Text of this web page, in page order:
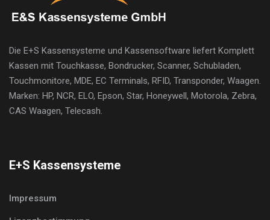
Die E+S Kassensysteme und Kassensoftware liefert Komplett
Kassen mit Touchkasse, Bondrucker, Scanner, Schubladen,
Touchmonitore, MDE, EC Terminals, RFID, Transponder, Waagen.
Marken: HP, NCR, ELO, Epson, Star, Honeywell, Motorola, Zebra,
CAS Waagen, Telecash.
E+S Kassensysteme
Impressum